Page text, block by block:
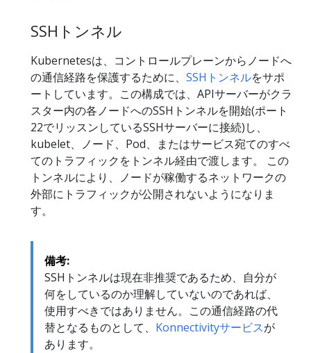
SSHトンネル
Kubernetesは、コントロールプレーンからノードへ
の通信経路を保護するために、 SSHトンネルをサポ
ートしています。この構成では、APIサーバーがクラ
スター内の各ノードへのSSHトンネルを開始(ポート
22でリッスンしているSSHサーバーに接続)し、
kubelet、ノード、Pod、またはサービス宛てのすべ
てのトラフィックをトンネル経由で渡します。 この
トンネルにより、ノードが稼働するネットワークの
外部にトラフィックが公開されないようになりま
す。
備考:
SSHトンネルは現在非推奨であるため、自分が
何をしているのか理解していないのであれば、
使用すべきではありません。この通信経路の代
替となるものとして、 Konnectivityサービスが
あります。